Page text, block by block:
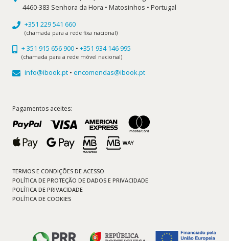
4460-383 Senhora da Hora • Matosinhos • Portugal
+351 229 541 660
(chamada para a rede fixa nacional)
+ 351 915 656 900 • +351 934 146 995
(chamada para a rede móvel nacional)
info@ibook.pt • encomendas@ibook.pt
Pagamentos aceites:
TERMOS E CONDIÇÕES DE ACESSO
POLÍTICA DE PROTEÇÃO DE DADOS E PRIVACIDADE
POLÍTICA DE PRIVACIDADE
POLÍTICA DE COOKIES